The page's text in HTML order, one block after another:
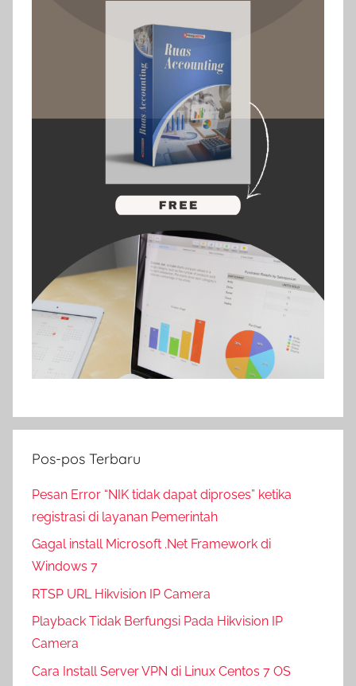
Pos-pos Terbaru
Pesan Error “NIK tidak dapat diproses” ketika
registrasi di layanan Pemerintah
Gagal install Microsoft .Net Framework di
Windows 7
RTSP URL Hikvision IP Camera
Playback Tidak Berfungsi Pada Hikvision IP
Camera
Cara Install Server VPN di Linux Centos 7 OS